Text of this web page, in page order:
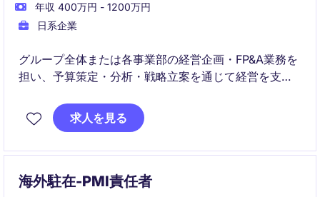
年収 400万円 - 1200万円
日系企業
グループ全体または各事業部の経営企画・FP&A業務を
担い、予算策定・分析・戦略立案を通じて経営を支援
多角的な事業群を横断しながら、経営層や事業責任者
求人を見る
海外駐在-PMI責任者